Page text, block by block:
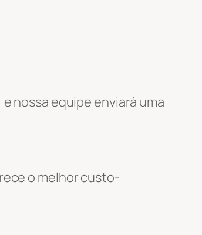
nossa equipe enviará uma
o melhor custo-